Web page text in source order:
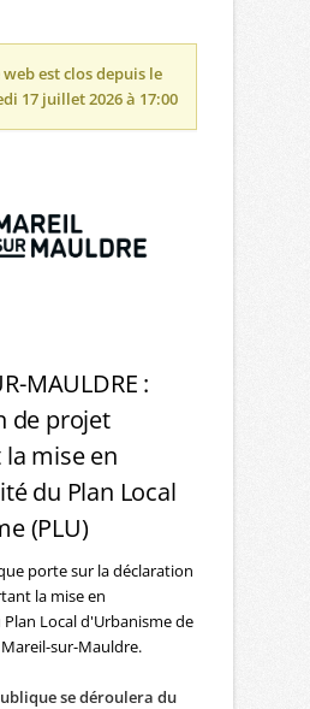
web est clos depuis le
17 juillet 2026 à 17:00
MAULDRE :
de projet
mise en
du Plan Local
(PLU)
porte sur la déclaration
la mise en
Local d'Urbanisme de
sur-Mauldre.
se déroulera du